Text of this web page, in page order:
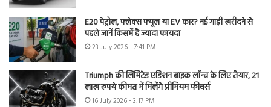
E20 पेट्रोल, फ्लेक्स फ्यूल या EV कार? नई गाड़ी खरीदने से
पहले जानें किसमें है ज्यादा फायदा
23 July 2026 - 7:41 PM
Triumph की लिमिटेड एडिशन बाइक लॉन्च के लिए तैयार, 21
लाख रुपये कीमत में मिलेंगे प्रीमियम फीचर्स
16 July 2026 - 3:17 PM